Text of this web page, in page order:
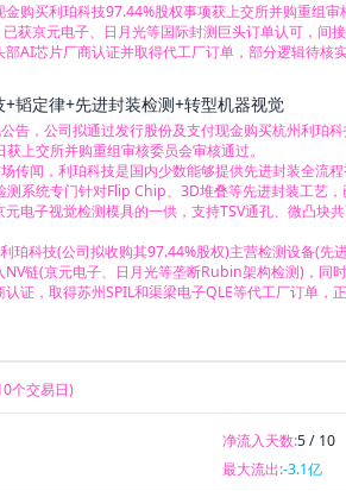
购买利珀科技97.44%股权事项获上交所并购重组
获京元电子、日月光等国际封测巨头订单认可，间
AI芯片厂商认证并取得代工厂订单，部分逻辑待核
韬定律+先进封装检测+转型机器视觉
告，公司拟通过发行股份及支付现金购买杭州利珀
上交所并购重组审核委员会审核通过。
传闻，利珀科技是国内少数能够提供先进封装全流
系统专门针对Flip Chip、3D堆叠等先进封装工艺
电子视觉检测模具的一供，支持TSV通孔、微凸块
珀科技(公司拟收购其97.44%股权)主营检测设备(先
NV链(京元电子、日月光等垄断Rubin架构检测)，同
证，取得苏州SPIL和渠梁电子QLE等代工厂订单，
个交易日)
净流入天数:5 / 10
最大流出:-3.1亿